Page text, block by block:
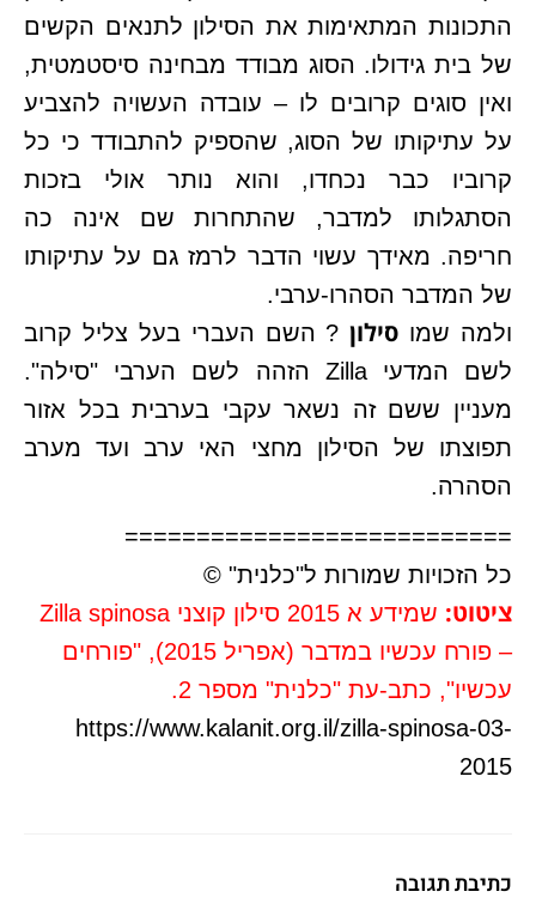
התכונות המתאימות את הסילון לתנאים הקשים
של בית גידולו. הסוג מבודד מבחינה סיסטמטית,
ואין סוגים קרובים לו – עובדה העשויה להצביע
על עתיקותו של הסוג, שהספיק להתבודד כי כל
קרוביו כבר נכחדו, והוא נותר אולי בזכות
הסתגלותו למדבר, שהתחרות שם אינה כה
חריפה. מאידך עשוי הדבר לרמז גם על עתיקותו
של המדבר הסהרו-ערבי.
ולמה שמו סילון? השם העברי בעל צליל קרוב
לשם המדעי Zilla הזהה לשם הערבי "סילה".
מעניין ששם זה נשאר עקבי בערבית בכל אזור
תפוצתו של הסילון מחצי האי ערב ועד מערב
הסהרה.
===========================
כל הזכויות שמורות ל"כלנית" ©
ציטוט:
שמידע א 2015 סילון קוצני Zilla spinosa
– פורח עכשיו במדבר (אפריל 2015), "פורחים
עכשיו", כתב-עת "כלנית" מספר 2.
https://www.kalanit.org.il/zilla-spinosa-03-
2015
כתיבת תגובה